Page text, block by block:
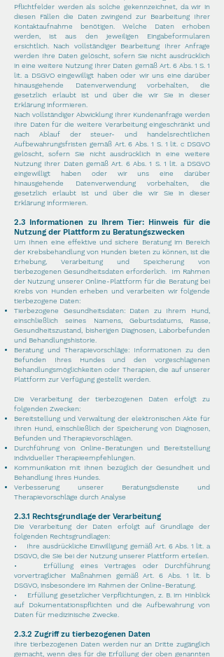
Pflichtfelder werden als solche gekennzeichnet, da wir in
diesen Fällen die Daten zwingend zur Bearbeitung Ihrer
Kontaktaufnahme benötigen. Welche Daten erhoben
werden, ist aus den jeweiligen Eingabeformularen
ersichtlich. Nach vollständiger Bearbeitung Ihrer Anfrage
werden Ihre Daten gelöscht, sofern Sie nicht ausdrücklich
in eine weitere Nutzung Ihrer Daten gemäß Art. 6 Abs. 1 S. 1
lit. a DSGVO eingewilligt haben oder wir uns eine darüber
hinausgehende Datenverwendung vorbehalten, die
gesetzlich erlaubt ist und über die wir Sie in dieser
Erklärung informieren.
Nach vollständiger Abwicklung Ihrer Kundenanfrage werden
Ihre Daten für die weitere Verarbeitung eingeschränkt und
nach Ablauf der steuer- und handelsrechtlichen
Aufbewahrungsfristen gemäß Art. 6 Abs. 1 S. 1 lit. c DSGVO
gelöscht, sofern Sie nicht ausdrücklich in eine weitere
Nutzung Ihrer Daten gemäß Art. 6 Abs. 1 S. 1 lit. a DSGVO
eingewilligt haben oder wir uns eine darüber
hinausgehende Datenverwendung vorbehalten, die
gesetzlich erlaubt ist und über die wir Sie in dieser
Erklärung informieren.
2.3 Informationen zu Ihrem Tier: Hinweis für die
Nutzung der Plattform zu Beratungszwecken
Um Ihnen eine effektive und sichere Beratung im Bereich
der Krebsbehandlung von Hunden bieten zu können, ist die
Erhebung, Verarbeitung und Speicherung von
tierbezogenen Gesundheitsdaten erforderlich.
Im Rahmen
der Nutzung unserer Online-Plattform für die Beratung bei
Krebs von Hunden erheben und verarbeiten wir folgende
tierbezogene Daten:
Tierbezogene Gesundheitsdaten: Daten zu Ihrem Hund,
einschließlich seines Namens, Geburtsdatums, Rasse,
Gesundheitszustand, bisherigen Diagnosen, Laborbefunden
und Behandlungshistorie.
Beratung und Therapievorschläge: Informationen zu den
Befunden Ihres Hundes und den vorgeschlagenen
Behandlungsmöglichkeiten oder Therapien, die auf unserer
Plattform zur Verfügung gestellt werden.
Die Verarbeitung der tierbezogenen Daten erfolgt zu
folgenden Zwecken:
Bereitstellung und Verwaltung der elektronischen Akte für
Ihren Hund, einschließlich der Speicherung von Diagnosen,
Befunden und Therapievorschlägen.
Durchführung von Online-Beratungen und Bereitstellung
individueller Therapieempfehlungen.
Kommunikation mit Ihnen bezüglich der Gesundheit und
Behandlung Ihres Hundes.
Verbesserung unserer Beratungsdienste und
Therapievorschläge durch Analyse
2.3.1 Rechtsgrundlage der Verarbeitung
Die Verarbeitung der Daten erfolgt auf Grundlage der
folgenden Rechtsgrundlagen:
• Ihre ausdrückliche Einwilligung gemäß Art. 6 Abs. 1 lit. a
DSGVO, die Sie bei der Nutzung unserer Plattform erteilen.
• Erfüllung eines Vertrages oder Durchführung
vorvertraglicher Maßnahmen gemäß Art. 6 Abs. 1 lit. b
DSGVO, insbesondere im Rahmen der Online-Beratung.
• Erfüllung gesetzlicher Verpflichtungen, z. B. im Hinblick
auf Dokumentationspflichten und die Aufbewahrung von
Daten für medizinische Zwecke.
2.3.2 Zugriff zu tierbezogenen Daten
Ihre tierbezogenen Daten werden nur an Dritte zugänglich
gemacht, wenn dies für die Erfüllung der oben genannten